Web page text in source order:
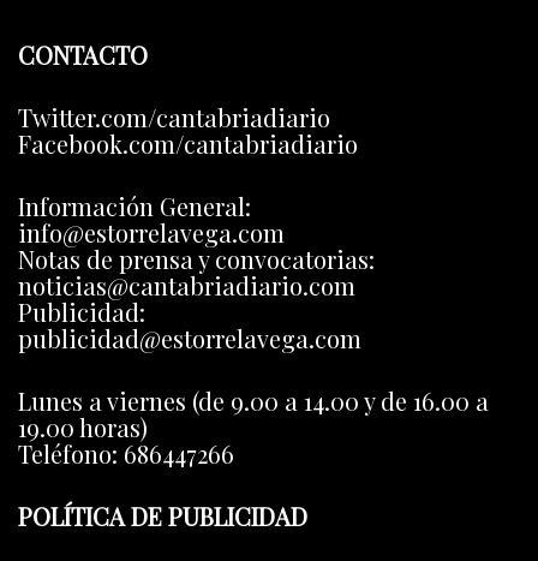
CONTACTO
Twitter.com/cantabriadiario
Facebook.com/cantabriadiario
Información General:
info@estorrelavega.com
Notas de prensa y convocatorias:
noticias@cantabriadiario.com
Publicidad:
publicidad@estorrelavega.com
Lunes a viernes (de 9.00 a 14.00 y de 16.00 a
19.00 horas)
Teléfono: 686447266
POLÍTICA DE PUBLICIDAD